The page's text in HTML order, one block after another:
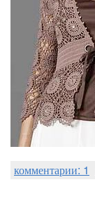
комментарии: 1